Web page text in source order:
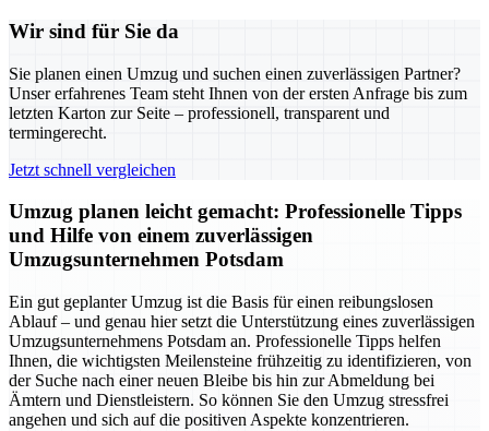
Wir sind für Sie da
Sie planen einen Umzug und suchen einen zuverlässigen Partner?
Unser erfahrenes Team steht Ihnen von der ersten Anfrage bis zum
letzten Karton zur Seite – professionell, transparent und
termingerecht.
Jetzt schnell vergleichen
Umzug planen leicht gemacht: Professionelle Tipps
und Hilfe von einem zuverlässigen
Umzugsunternehmen Potsdam
Ein gut geplanter Umzug ist die Basis für einen reibungslosen
Ablauf – und genau hier setzt die Unterstützung eines zuverlässigen
Umzugsunternehmens Potsdam an. Professionelle Tipps helfen
Ihnen, die wichtigsten Meilensteine frühzeitig zu identifizieren, von
der Suche nach einer neuen Bleibe bis hin zur Abmeldung bei
Ämtern und Dienstleistern. So können Sie den Umzug stressfrei
angehen und sich auf die positiven Aspekte konzentrieren.